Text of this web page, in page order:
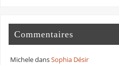
Commentaires
MicheledansSophia Désir